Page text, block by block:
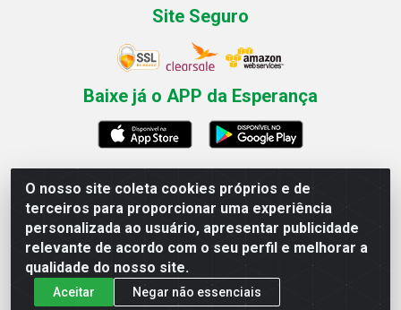
O nosso site coleta cookies próprios e de
terceiros para proporcionar uma experiência
personalizada ao usuário, apresentar publicidade
relevante de acordo com o seu perfil e melhorar a
qualidade do nosso site.
Aceitar Negar não essenciais
Site Seguro
Baixe já o APP da Esperança
Esperança Nordeste - Rua Professor Caldas Filho, 291 -
Estância - Recife / PE CEP: 50771-335 - CNPJ
03.666.136/0001-23